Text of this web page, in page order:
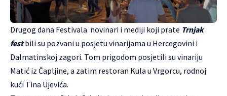
Drugog dana Festivala novinari i mediji koji prate Trnjak
festbili su pozvani u posjetu vinarijama u Hercegovini i
Dalmatinskoj zagori. Tom prigodom posjetili su vinariju
Matić iz Čapljine, a zatim restoran Kula u Vrgorcu, rodnoj
kući Tina Ujevića.